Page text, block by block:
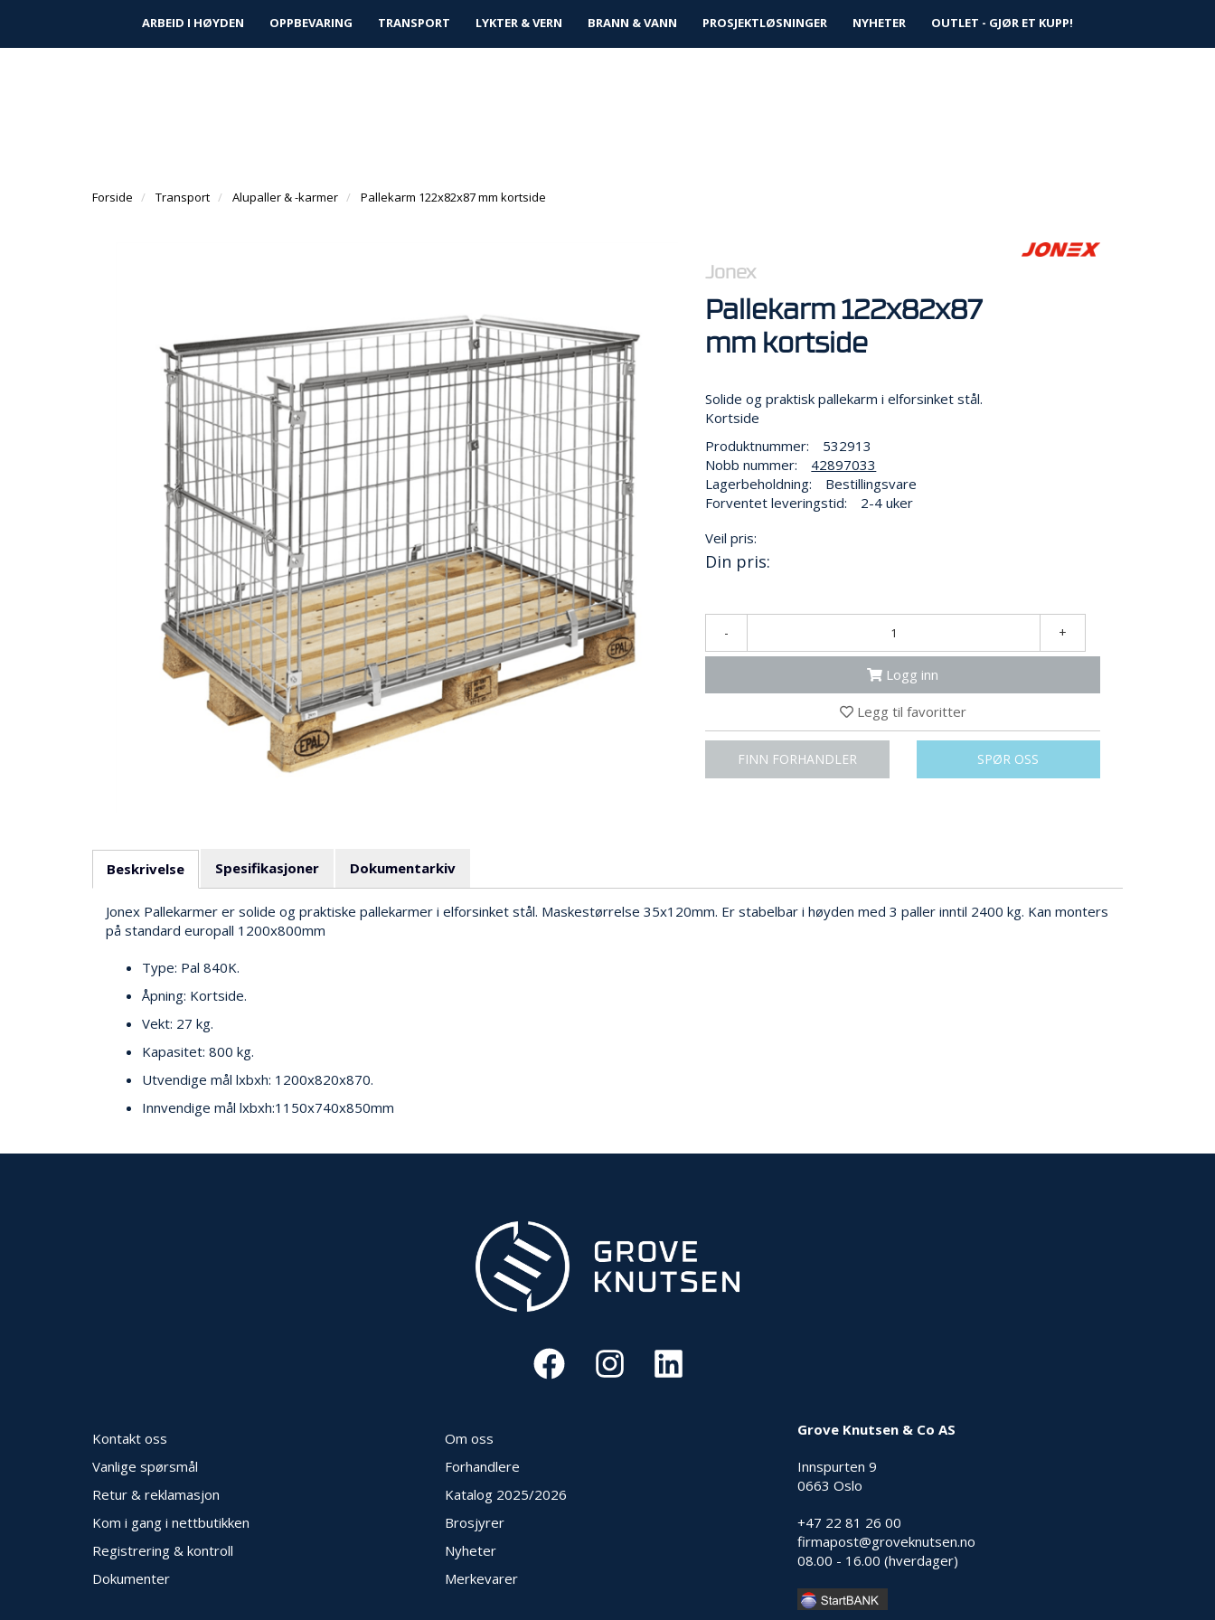
Finn forhandler| Kundeservice| Prosjektløsninger Logg inn Infosenter Favoritter
ARBEID I HØYDEN OPPBEVARING TRANSPORT LYKTER & VERN BRANN & VANN PROSJEKTLØSNINGER NYHETER OUTLET - GJØR ET KUPP!
Forside Transport Alupaller & -karmer Pallekarm 122x82x87 mm kortside
Jonex
Pallekarm 122x82x87
mm kortside
Solide og praktisk pallekarm i elforsinket stål.
Kortside
Produktnummer:
532913
Nobb nummer:
42897033
Lagerbeholdning:
Bestillingsvare
Forventet leveringstid:
2-4 uker
Veil pris:
Din pris:
- +
Logg inn
Legg til favoritter
FINN FORHANDLER SPØR OSS
Beskrivelse Spesifikasjoner Dokumentarkiv
Jonex Pallekarmer er solide og praktiske pallekarmer i elforsinket stål. Maskestørrelse 35x120mm. Er stabelbar i høyden med 3 paller inntil 2400 kg. Kan monters
på standard europall 1200x800mm
Type: Pal 840K.
Åpning: Kortside.
Vekt: 27 kg.
Kapasitet: 800 kg.
Utvendige mål lxbxh: 1200x820x870.
Innvendige mål lxbxh:1150x740x850mm
Kontakt oss
Vanlige spørsmål
Retur & reklamasjon
Kom i gang i nettbutikken
Registrering & kontroll
Dokumenter
Om oss
Forhandlere
Katalog 2025/2026
Brosjyrer
Nyheter
Merkevarer
Grove Knutsen & Co AS
Innspurten 9
0663 Oslo
+47 22 81 26 00
firmapost@groveknutsen.no
08.00 - 16.00 (hverdager)